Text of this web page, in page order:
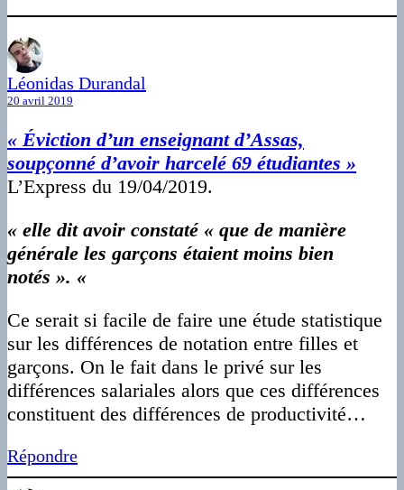
Léonidas Durandal
20 avril 2019
« Éviction d’un enseignant d’Assas,
soupçonné d’avoir harcelé 69 étudiantes »
L’Express du 19/04/2019.
« elle dit avoir constaté « que de manière
générale les garçons étaient moins bien
notés ». «
Ce serait si facile de faire une étude statistique
sur les différences de notation entre filles et
garçons. On le fait dans le privé sur les
différences salariales alors que ces différences
constituent des différences de productivité…
Répondre